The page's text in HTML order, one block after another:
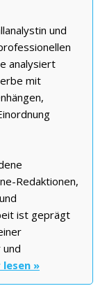
und
analysiert
mit
Redaktionen,
ist geprägt
lesen »